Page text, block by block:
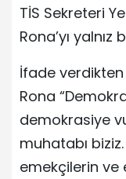
TİS Sekreteri
Rona’yı yalnız
İfade verdikten
Rona
demokrasiye
muhatabı
emekçilerin ve